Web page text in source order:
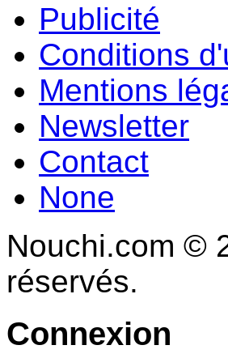
Publicité
Conditions
Mentions
Newsletter
Contact
None
Nouchi.com ©
réservés.
Connexion